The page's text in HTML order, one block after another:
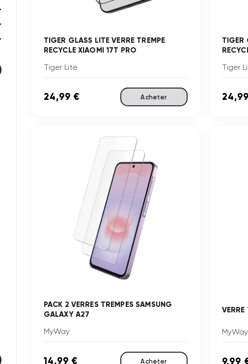
TIGER GLASS LITE VERRE TREMPE
RECYCLE XIAOMI 17T PRO
Tiger Lite
24,99 € Acheter
TIGER
Tiger
PACK 2 VERRES TREMPES SAMSUNG
GALAXY A27
MyWay
14,99 € Acheter
MyWay
9,99